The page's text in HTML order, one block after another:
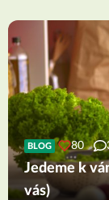
BLOG 80
Jedeme k
vás)